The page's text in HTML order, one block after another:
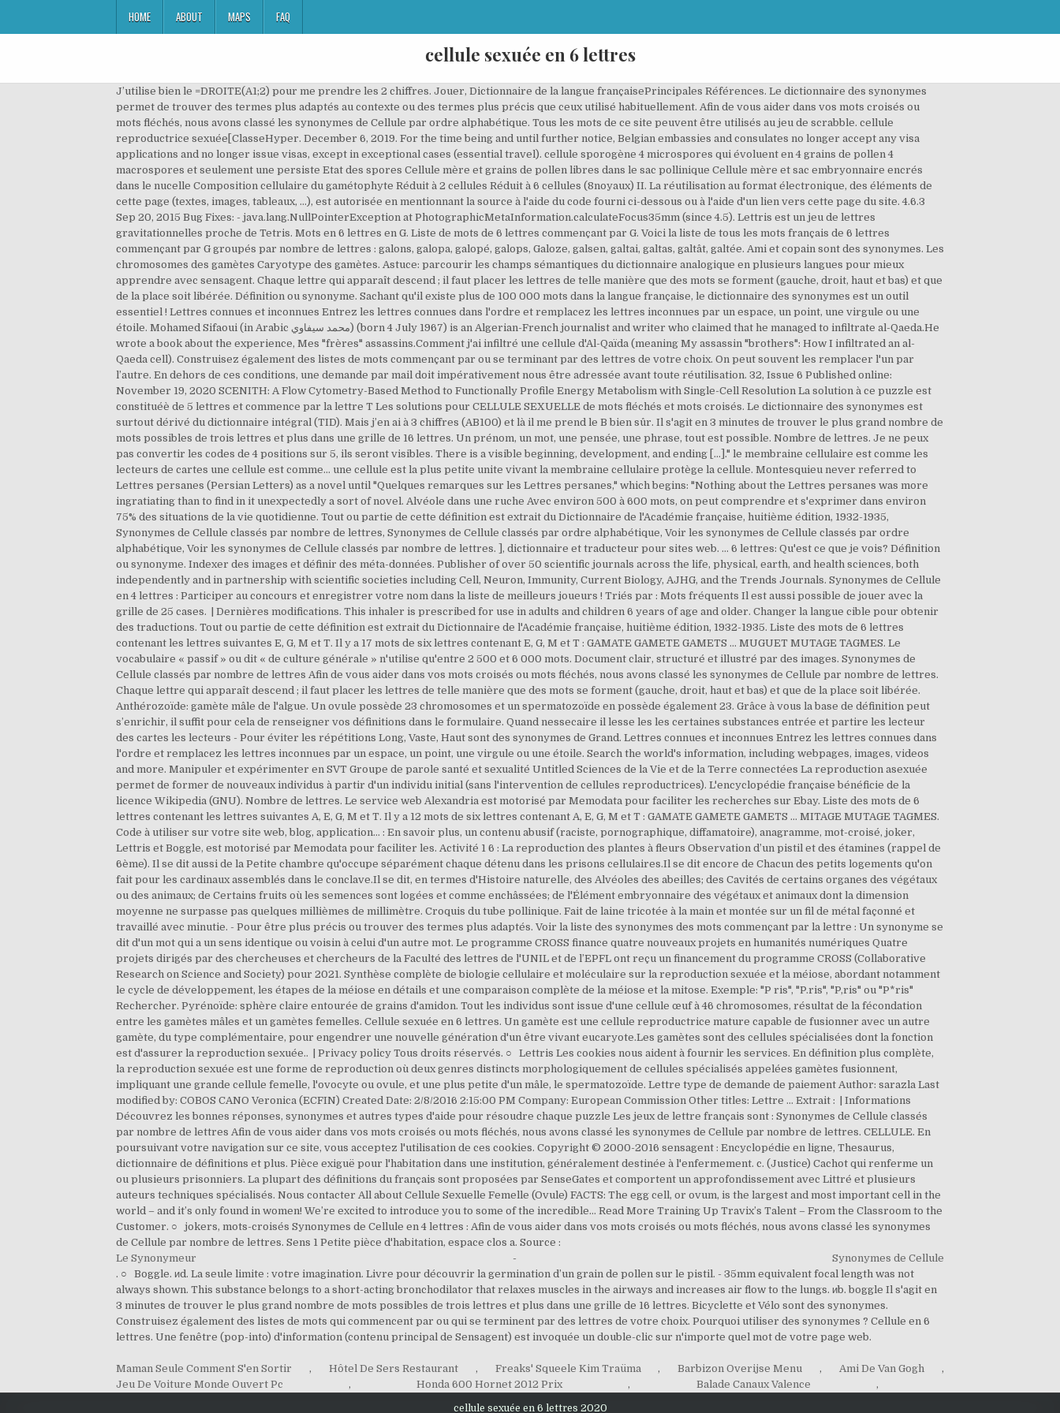
HOME ABOUT MAPS FAQ
cellule sexuée en 6 lettres
J’utilise bien le =DROITE(A1;2) pour me prendre les 2 chiffres. Jouer, Dictionnaire de la langue françaisePrincipales Références. Le dictionnaire des synonymes permet de trouver des termes plus adaptés au contexte ou des termes plus précis que ceux utilisé habituellement. Afin de vous aider dans vos mots croisés ou mots fléchés, nous avons classé les synonymes de Cellule par ordre alphabétique. Tous les mots de ce site peuvent être utilisés au jeu de scrabble. cellule reproductrice sexuée[ClasseHyper. December 6, 2019. For the time being and until further notice, Belgian embassies and consulates no longer accept any visa applications and no longer issue visas, except in exceptional cases (essential travel). cellule sporogène 4 microspores qui évoluent en 4 grains de pollen 4 macrospores et seulement une persiste Etat des spores Cellule mère et grains de pollen libres dans le sac pollinique Cellule mère et sac embryonnaire encrés dans le nucelle Composition cellulaire du gamétophyte Réduit à 2 cellules Réduit à 6 cellules (8noyaux) II. La réutilisation au format électronique, des éléments de cette page (textes, images, tableaux, ...), est autorisée en mentionnant la source à l'aide du code fourni ci-dessous ou à l'aide d'un lien vers cette page du site. 4.6.3 Sep 20, 2015 Bug Fixes: - java.lang.NullPointerException at PhotographicMetaInformation.calculateFocus35mm (since 4.5). Lettris est un jeu de lettres gravitationnelles proche de Tetris. Mots en 6 lettres en G. Liste de mots de 6 lettres commençant par G. Voici la liste de tous les mots français de 6 lettres commençant par G groupés par nombre de lettres : galons, galopa, galopé, galops, Galoze, galsen, galtai, galtas, galtât, galtée. Ami et copain sont des synonymes. Les chromosomes des gamètes Caryotype des gamètes. Astuce: parcourir les champs sémantiques du dictionnaire analogique en plusieurs langues pour mieux apprendre avec sensagent. Chaque lettre qui apparaît descend ; il faut placer les lettres de telle manière que des mots se forment (gauche, droit, haut et bas) et que de la place soit libérée. Définition ou synonyme. Sachant qu'il existe plus de 100 000 mots dans la langue française, le dictionnaire des synonymes est un outil essentiel ! Lettres connues et inconnues Entrez les lettres connues dans l'ordre et remplacez les lettres inconnues par un espace, un point, une virgule ou une étoile. Mohamed Sifaoui (in Arabic محمد سيفاوي) (born 4 July 1967) is an Algerian-French journalist and writer who claimed that he managed to infiltrate al-Qaeda.He wrote a book about the experience, Mes "frères" assassins.Comment j'ai infiltré une cellule d'Al-Qaïda (meaning My assassin "brothers": How I infiltrated an al-Qaeda cell). Construisez également des listes de mots commençant par ou se terminant par des lettres de votre choix. On peut souvent les remplacer l'un par l’autre. En dehors de ces conditions, une demande par mail doit impérativement nous être adressée avant toute réutilisation. 32, Issue 6 Published online: November 19, 2020 SCENITH: A Flow Cytometry-Based Method to Functionally Profile Energy Metabolism with Single-Cell Resolution La solution à ce puzzle est constituéè de 5 lettres et commence par la lettre T Les solutions pour CELLULE SEXUELLE de mots fléchés et mots croisés. Le dictionnaire des synonymes est surtout dérivé du dictionnaire intégral (TID). Mais j’en ai à 3 chiffres (AB100) et là il me prend le B bien sûr. Il s'agit en 3 minutes de trouver le plus grand nombre de mots possibles de trois lettres et plus dans une grille de 16 lettres. Un prénom, un mot, une pensée, une phrase, tout est possible. Nombre de lettres. Je ne peux pas convertir les codes de 4 positions sur 5, ils seront visibles. There is a visible beginning, development, and ending […]." le membraine cellulaire est comme les lecteurs de cartes une cellule est comme... une cellule est la plus petite unite vivant la membraine cellulaire protège la cellule. Montesquieu never referred to Lettres persanes (Persian Letters) as a novel until "Quelques remarques sur les Lettres persanes," which begins: "Nothing about the Lettres persanes was more ingratiating than to find in it unexpectedly a sort of novel. Alvéole dans une ruche Avec environ 500 à 600 mots, on peut comprendre et s'exprimer dans environ 75% des situations de la vie quotidienne. Tout ou partie de cette définition est extrait du Dictionnaire de l'Académie française, huitième édition, 1932-1935, Synonymes de Cellule classés par nombre de lettres, Synonymes de Cellule classés par ordre alphabétique, Voir les synonymes de Cellule classés par ordre alphabétique, Voir les synonymes de Cellule classés par nombre de lettres. ], dictionnaire et traducteur pour sites web. ... 6 lettres: Qu'est ce que je vois? Définition ou synonyme. Indexer des images et définir des méta-données. Publisher of over 50 scientific journals across the life, physical, earth, and health sciences, both independently and in partnership with scientific societies including Cell, Neuron, Immunity, Current Biology, AJHG, and the Trends Journals. Synonymes de Cellule en 4 lettres : Participer au concours et enregistrer votre nom dans la liste de meilleurs joueurs ! Triés par : Mots fréquents Il est aussi possible de jouer avec la grille de 25 cases. | Dernières modifications. This inhaler is prescribed for use in adults and children 6 years of age and older. Changer la langue cible pour obtenir des traductions. Tout ou partie de cette définition est extrait du Dictionnaire de l'Académie française, huitième édition, 1932-1935. Liste des mots de 6 lettres contenant les lettres suivantes E, G, M et T. Il y a 17 mots de six lettres contenant E, G, M et T : GAMATE GAMETE GAMETS ... MUGUET MUTAGE TAGMES. Le vocabulaire « passif » ou dit « de culture générale » n'utilise qu'entre 2 500 et 6 000 mots. Document clair, structuré et illustré par des images. Synonymes de Cellule classés par nombre de lettres Afin de vous aider dans vos mots croisés ou mots fléchés, nous avons classé les synonymes de Cellule par nombre de lettres. Chaque lettre qui apparaît descend ; il faut placer les lettres de telle manière que des mots se forment (gauche, droit, haut et bas) et que de la place soit libérée. Anthérozoïde: gamète mâle de l'algue. Un ovule possède 23 chromosomes et un spermatozoïde en possède également 23. Grâce à vous la base de définition peut s’enrichir, il suffit pour cela de renseigner vos définitions dans le formulaire. Quand nessecaire il lesse les les certaines substances entrée et partire les lecteur des cartes les lecteurs - Pour éviter les répétitions Long, Vaste, Haut sont des synonymes de Grand. Lettres connues et inconnues Entrez les lettres connues dans l'ordre et remplacez les lettres inconnues par un espace, un point, une virgule ou une étoile. Search the world's information, including webpages, images, videos and more. Manipuler et expérimenter en SVT Groupe de parole santé et sexualité Untitled Sciences de la Vie et de la Terre connectées La reproduction asexuée permet de former de nouveaux individus à partir d'un individu initial (sans l'intervention de cellules reproductrices). L'encyclopédie française bénéficie de la licence Wikipedia (GNU). Nombre de lettres. Le service web Alexandria est motorisé par Memodata pour faciliter les recherches sur Ebay. Liste des mots de 6 lettres contenant les lettres suivantes A, E, G, M et T. Il y a 12 mots de six lettres contenant A, E, G, M et T : GAMATE GAMETE GAMETS ... MITAGE MUTAGE TAGMES. Code à utiliser sur votre site web, blog, application... : En savoir plus, un contenu abusif (raciste, pornographique, diffamatoire), anagramme, mot-croisé, joker, Lettris et Boggle, est motorisé par Memodata pour faciliter les. Activité 1 6 : La reproduction des plantes à fleurs Observation d’un pistil et des étamines (rappel de 6ème). Il se dit aussi de la Petite chambre qu'occupe séparément chaque détenu dans les prisons cellulaires.Il se dit encore de Chacun des petits logements qu'on fait pour les cardinaux assemblés dans le conclave.Il se dit, en termes d'Histoire naturelle, des Alvéoles des abeilles; des Cavités de certains organes des végétaux ou des animaux; de Certains fruits où les semences sont logées et comme enchâssées; de l'Élément embryonnaire des végétaux et animaux dont la dimension moyenne ne surpasse pas quelques millièmes de millimètre. Croquis du tube pollinique. Fait de laine tricotée à la main et montée sur un fil de métal façonné et travaillé avec minutie. - Pour être plus précis ou trouver des termes plus adaptés. Voir la liste des synonymes des mots commençant par la lettre : Un synonyme se dit d'un mot qui a un sens identique ou voisin à celui d'un autre mot. Le programme CROSS finance quatre nouveaux projets en humanités numériques Quatre projets dirigés par des chercheuses et chercheurs de la Faculté des lettres de l'UNIL et de l’EPFL ont reçu un financement du programme CROSS (Collaborative Research on Science and Society) pour 2021. Synthèse complète de biologie cellulaire et moléculaire sur la reproduction sexuée et la méiose, abordant notamment le cycle de développement, les étapes de la méiose en détails et une comparaison complète de la méiose et la mitose. Exemple: "P ris", "P.ris", "P,ris" ou "P*ris" Rechercher. Pyrénoïde: sphère claire entourée de grains d'amidon. Tout les individus sont issue d'une cellule œuf à 46 chromosomes, résultat de la fécondation entre les gamètes mâles et un gamètes femelles. Cellule sexuée en 6 lettres. Un gamète est une cellule reproductrice mature capable de fusionner avec un autre gamète, du type complémentaire, pour engendrer une nouvelle génération d'un être vivant eucaryote.Les gamètes sont des cellules spécialisées dont la fonction est d'assurer la reproduction sexuée.. | Privacy policy Tous droits réservés. ○ Lettris Les cookies nous aident à fournir les services. En définition plus complète, la reproduction sexuée est une form
Le Synonymeur -
Synonymes de Cellule
. ○ Boggle. иd. La seule limite : votre imagination. Livre pour découvrir la germination d’un grain de pollen sur le pistil. - 35mm equivalent focal length was not
always shown. This substance belongs to a short-acting bronchodilator that relaxes muscles in the airways and increases air flow to the lungs. иb. boggle Il s'agit en
3 minutes de trouver le plus grand nombre de mots possibles de trois lettres et plus dans une grille de 16 lettres. Bicyclette et Vélo sont des synonymes.
Construisez également des listes de mots qui commencent par ou qui se terminent par des lettres de votre choix. Pourquoi utiliser des synonymes ? Cellule en 6
lettres. Une fenêtre (pop-into) d'information (contenu principal de Sensagent) est invoquée un double-clic sur n'importe quel mot de votre page web.
Maman Seule Comment S'en Sortir , Hôtel De Sers Restaurant , Freaks' Squeele Kim Traüma , Barbizon Overijse Menu , Ami De Van Gogh
,
Jeu De Voiture Monde Ouvert Pc
, Honda 600 Hornet 2012 Prix , Balade Canaux Valence ,
cellule sexuée en 6 lettres 2020